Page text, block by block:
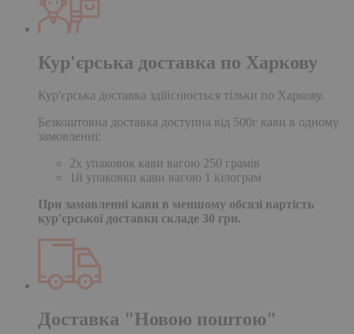
Кур'єрська доставка по Харкову
Кур'єрська доставка здійснюється тільки по Харкову.
Безкоштовна доставка доступна від 500г кави в одному
замовленні:
2х упаковок кави вагою 250 грамів
1й упаковки кави вагою 1 кілограм
При замовленні кави в меншому обсязі вартість
кур'єрської доставки складе 30 грн.
Доставка "Новою поштою"